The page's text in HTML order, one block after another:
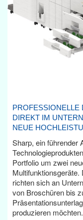
PROFESSIONELLE
DIREKT IM
NEUE
Sharp, ein führender
Portfolio um zwei
Multifunktionsgeräte.
richten sich an
von Broschüren bis
produzieren möchten.